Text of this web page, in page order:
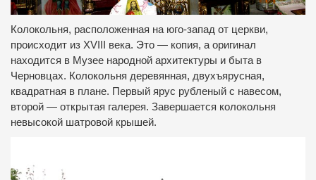
Колокольня, расположенная на юго-запад от церкви,
происходит из XVIII века. Это — копия, а оригинал
находится в Музее народной архитектуры и быта в
Черновцах. Колокольня деревянная, двухъярусная,
квадратная в плане. Первый ярус рубленый с навесом,
второй — открытая галерея. Завершается колокольня
невысокой шатровой крышей.